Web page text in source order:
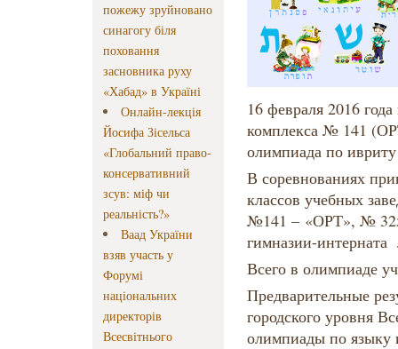
пожежу зруйновано
синагогу біля
поховання
засновника руху
«Хабад» в Україні
Онлайн-лекція
Йосифа Зісельса
«Глобальний право-
консервативний
зсув: міф чи
реальність?»
Ваад України
взяв участь у
Форумі
національних
директорів
Всесвітнього
16 февраля 2016
комплекса № 141
олимпиада по
В соревнованиях
классов учебных
№141 – «ОРТ», №
гимназии-
Всего в олимпиаде
Предварительные
городского уровня
олимпиады по языку